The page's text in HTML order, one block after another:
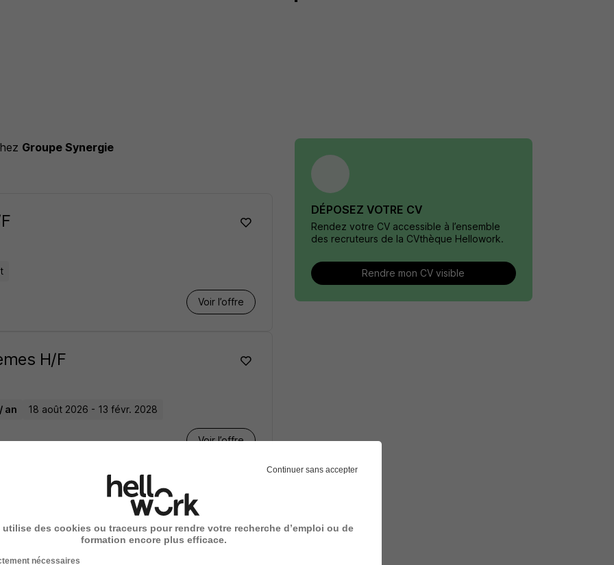
Groupe Synergie
Voir l’offre
H/F
an 18 août 2026 - 13 févr. 2028
Voir l’offre
H/F
DÉPOSEZ VOTRE CV
Rendez votre CV accessible à l’ensemble
des recruteurs de la CVthèque Hellowork.
Rendre mon CV visible
Continuer sans accepter
utilise des cookies ou traceurs pour rendre votre recherche d’emploi ou de
formation encore plus efficace.
nécessaires